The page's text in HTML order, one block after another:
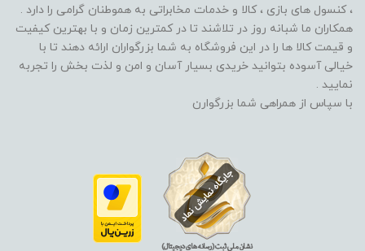
، کنسول های بازی ، کالا و خدمات مخابراتی به هموطنان گرامی را دارد .
همکاران ما شبانه روز در تلاشند تا در کمترین زمان و با بهترین کیفیت
و قیمت کالا ها را در این فروشگاه به شما بزرگواران ارائه دهند تا با
خیالی آسوده بتوانید خریدی بسیار آسان و امن و لذت بخش را تجربه
نمایید .
با سپاس از همراهی شما بزرگوارن